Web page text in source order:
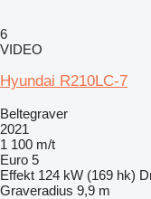
6
VIDEO
Hyundai R210LC-7
Beltegraver
2021
1 100 m/t
Euro 5
Effekt 124 kW (169 hk)
Graveradius 9,9 m